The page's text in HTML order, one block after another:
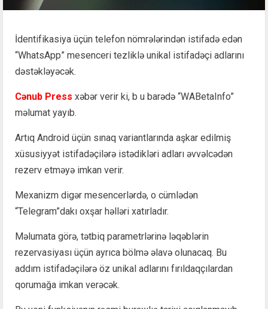
İdentifikasiya üçün telefon nömrələrindən istifadə edən
“WhatsApp” mesenceri tezliklə unikal istifadəçi adlarını
dəstəkləyəcək.
Cənub Press xəbər verir ki, b u barədə “WABetaInfo”
məlumat yayıb.
Artıq Android üçün sınaq variantlarında aşkar edilmiş
xüsusiyyət istifadəçilərə istədikləri adları əvvəlcədən
rezerv etməyə imkan verir.
Mexanizm digər mesencerlərdə, o cümlədən
“Telegram”dakı oxşar həlləri xatırladır.
Məlumata görə, tətbiq parametrlərinə ləqəblərin
rezervasiyası üçün ayrıca bölmə əlavə olunacaq. Bu
addım istifadəçilərə öz unikal adlarını fırıldaqçılardan
qorumağa imkan verəcək.